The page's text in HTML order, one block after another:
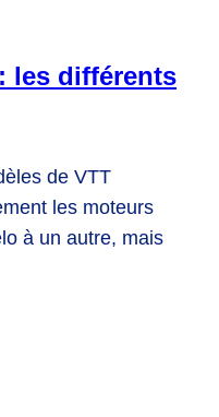
les différents
de VTT
les moteurs
à un autre, mais